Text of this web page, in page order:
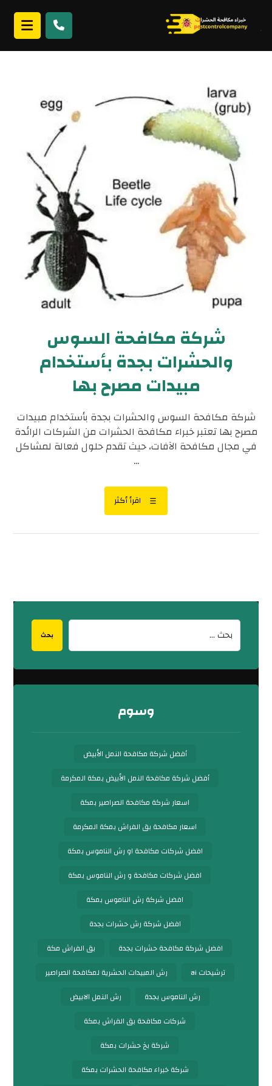
شركة مكافحة السوس
والحشرات بجدة بأستخدام
مبيدات مصرح بها
شركة مكافحة السوس والحشرات بجدة بأستخدام مبيدات
مصرح بها تعتبر خبراء مكافحة الحشرات من الشركات الرائدة
في مجال مكافحة الآفات، حيث تقدم حلول فعالة لمشاكل
...
اقرأ أكثر
بحث
وسوم
أفضل شركة مكافحة النمل الأبيض
أفضل شركة مكافحة النمل الأبيض بمكة المكرمة
اسعار شركة مكافحة الصراصير بمكة
اسعار مكافحة بق الفراش بمكة المكرمة
افضل شركات مكافحة او رش الناموس بمكة
افضل شركات مكافحة و رش الناموس بمكة
افضل شركة رش الناموس بمكة
افضل شركة رش حشرات بجدة
افضل شركة مكافحة حشرات بجدة
بق الفراش مكة
ترشيحات ai
رش المبيدات الحشرية لمكافحة الصراصير
رش الناموس بجدة
رش النمل الابيض
شركات مكافحة بق الفراش بمكة
شركة بخ حشرات بمكة
شركة خبراء مكافحة الحشرات بمكة